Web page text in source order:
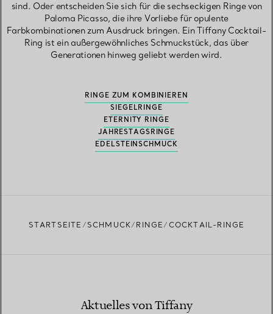
sind. Oder entscheiden Sie sich für die sechseckigen Ringe von
Paloma Picasso, die ihre Vorliebe für opulente
Farbkombinationen zum Ausdruck bringen. Ein Tiffany Cocktail-
Ring ist ein außergewöhnliches Schmuckstück, das über
Generationen hinweg geliebt werden wird.
RINGE ZUM KOMBINIEREN
SIEGELRINGE
ETERNITY RINGE
JAHRESTAGSRINGE
EDELSTEINSCHMUCK
STARTSEITE SCHMUCK RINGE COCKTAIL-RINGE
Aktuelles von Tiffany